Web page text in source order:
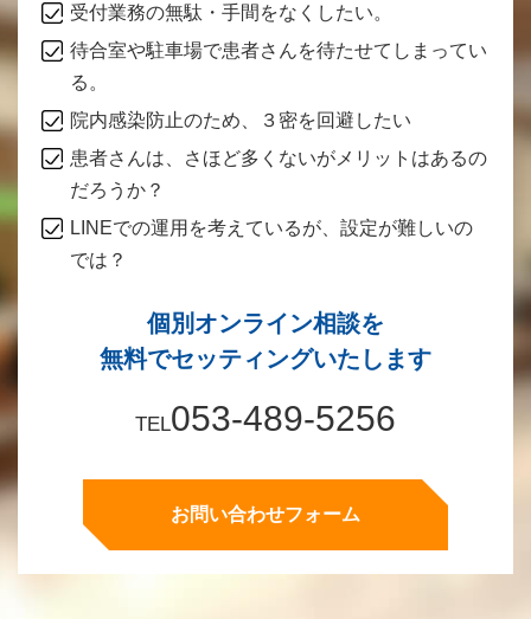
受付業務の無駄・手間をなくしたい。
待合室や駐車場で患者さんを待たせてしまってい
る。
院内感染防止のため、３密を回避したい
患者さんは、さほど多くないがメリットはあるの
だろうか？
LINEでの運用を考えているが、設定が難しいの
では？
個別オンライン相談を
無料でセッティングいたします
TEL053-489-5256
お問い合わせフォーム